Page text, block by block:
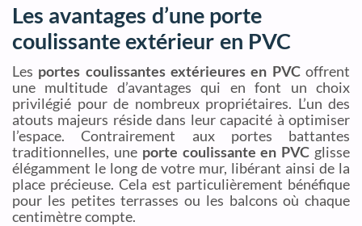
Les avantages d’une porte
coulissante extérieur en PVC
Les portes coulissantes extérieures en PVCoffrent
une multitude d’avantages qui en font un choix
privilégié pour de nombreux propriétaires. L’un des
atouts majeurs réside dans leur capacité à optimiser
l’espace. Contrairement aux portes battantes
traditionnelles, une porte coulissante en PVC glisse
élégamment le long de votre mur, libérant ainsi de la
place précieuse. Cela est particulièrement bénéfique
pour les petites terrasses ou les balcons où chaque
centimètre compte.